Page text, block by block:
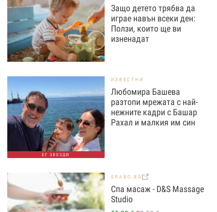
Защо детето трябва да
играе навън всеки ден:
Ползи, които ще ви
изненадат
БГ ЗВЕЗДИ
ИЗВЕСТНИ
Любомира Башева
разтопи мрежата с най-
нежните кадри с Башар
Рахал и малкия им син
GRABO.BG
Спа масаж - D&S Massage
Studio